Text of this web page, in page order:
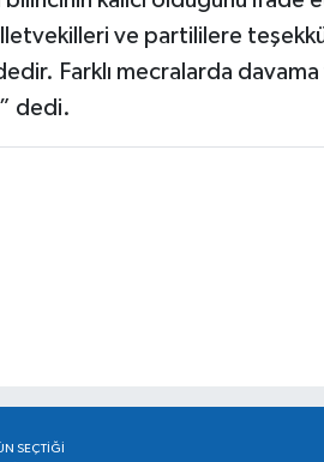
ve partililere
Farklı mecralarda
dedi.
SEÇTIĞI